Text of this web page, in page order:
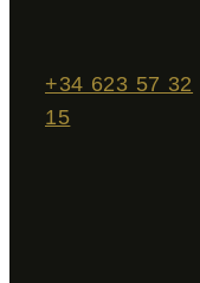
+34 623 57 32
15